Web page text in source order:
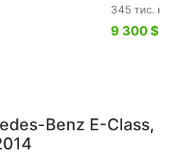
345 тис. км
9 300 $
Benz E-Class,